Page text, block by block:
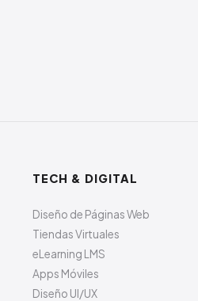
TECH & DIGITAL
Diseño de Páginas Web
Tiendas Virtuales
eLearning LMS
Apps Móviles
Diseño UI/UX